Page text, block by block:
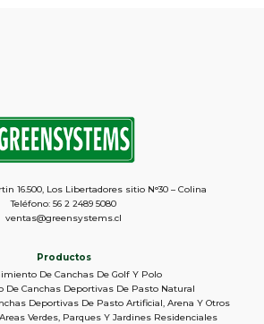
Productos
De Canchas De Golf Y Polo
De Canchas Deportivas De Pasto Natural
Deportivas De Pasto Artificial, Arena Y Otros
Verdes, Parques Y Jardines Residenciales
16.500, Los Libertadores sitio N°30 – Colina
Teléfono: 56 2 2489 5080
ventas@greensystems.cl